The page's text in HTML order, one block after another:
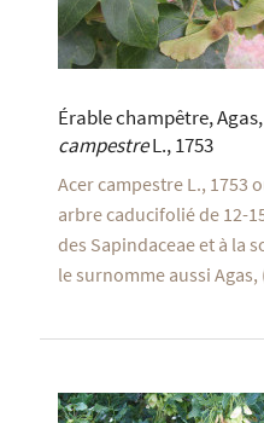
Érable champêtre,
campestreL., 1753
Acer campestre L., 1753
arbre caducifolié de 12-
des Sapindaceae et à la
le surnomme aussi